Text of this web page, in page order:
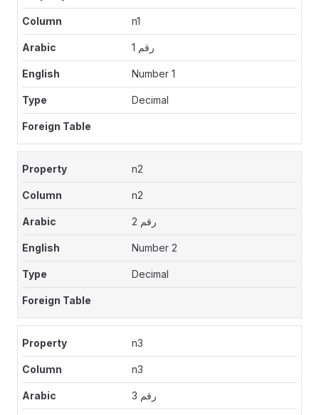
n1
رقم 1
Number 1
Decimal
n2
n2
رقم 2
Number 2
Decimal
n3
n3
رقم 3